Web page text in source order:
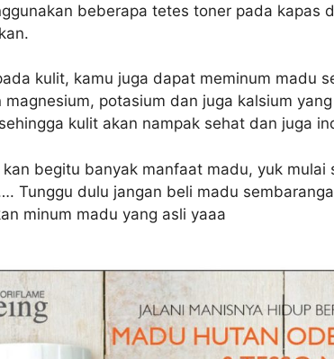
beberapa tetes toner pada kapas
kulit, kamu juga dapat meminum madu
potasium dan juga kalsium
kulit akan nampak sehat dan juga
begitu banyak manfaat madu, yuk mulai
Tunggu dulu jangan beli madu
minum madu yang asli yaaa